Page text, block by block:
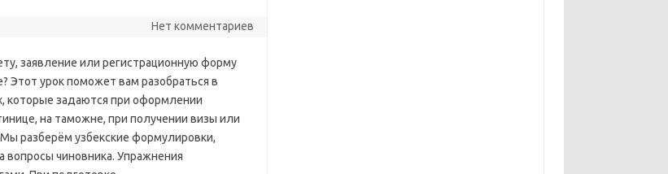
Нет комментариев
заявление или регистрационную форму
Этот урок поможет вам разобраться в
которые задаются при оформлении
на таможне, при получении визы или
разберём узбекские формулировки,
вопросы чиновника. Упражнения